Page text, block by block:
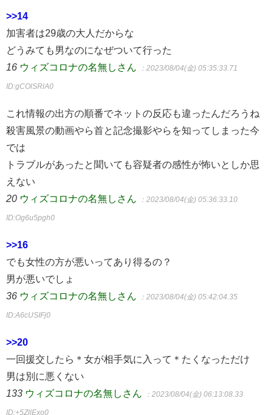
>>14
加害者は29歳の大人だからな
どうみても男なのになぜついて行った
16 ウィズコロナの名無しさん ：2023/08/04(金) 05:35:33.71
ID:gCOlSRlA0
これ情報の出方の順番でネットの反応も違ったんだろうね
殺害風景の動画やら首と記念撮影やらを知ってしまった今
では
トラブルがあったと聞いても容疑者の感性が怖いとしか思
えない
20 ウィズコロナの名無しさん ：2023/08/04(金) 05:36:33.10
ID:Og6u5pgh0
>>16
でも女性の方が悪いってあり得るの？
男が悪いでしょ
36 ウィズコロナの名無しさん ：2023/08/04(金) 05:42:04.35
ID:A6cUSIFj0
>>20
一回援交したら＊女が相手気に入って＊たくなっただけ
男は別に悪くない
133 ウィズコロナの名無しさん ：2023/08/04(金) 06:13:08.33
ID:+5ZllExo0